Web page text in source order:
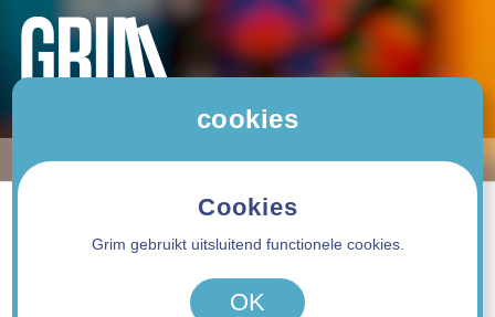
0 product(en) - 0,00€
cookies
Cookies
Grim gebruikt uitsluitend functionele cookies.
OK